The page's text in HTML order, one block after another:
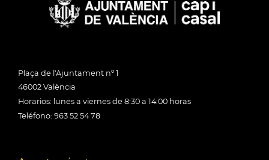
Plaça de l'Ajuntament nº 1
46002 València
Horarios: lunes a viernes de 8:30 a 14:00 horas
Teléfono: 963 52 54 78